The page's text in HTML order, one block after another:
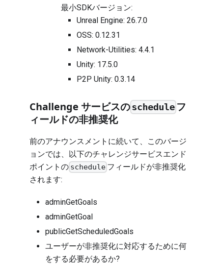
最小SDKバージョン:
Unreal Engine: 26.7.0
OSS: 0.12.31
Network-Utilities: 4.4.1
Unity: 17.5.0
P2P Unity: 0.3.14
Challenge サービスのschedule フ
ィールドの非推奨化
前のアナウンスメントに続いて、このバージ
ョンでは、以下のチャレンジサービスエンド
ポイントの schedule フィールドが非推奨化
されます:
adminGetGoals
adminGetGoal
publicGetScheduledGoals
ユーザーが非推奨化に対応するために何
をする必要があるか?